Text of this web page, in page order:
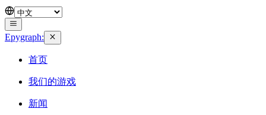
Epygraph:
首页
我们的游戏
新闻